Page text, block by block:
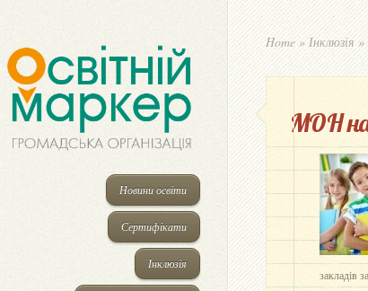
Новини освіти
Сертифікати
Інклюзія
Home » Інклюзія »
МОН
закладів